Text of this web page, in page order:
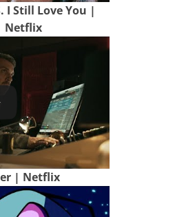
I Still Love You |
Netflix
| Netflix